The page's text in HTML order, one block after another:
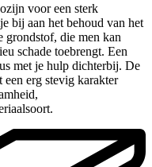
voor een sterk
bij aan het behoud van het
die men kan
schade toebrengt. Een
met je hulp dichterbij. De
een erg stevig karakter